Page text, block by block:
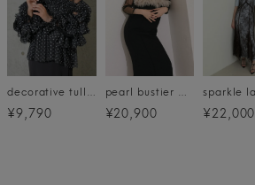
decorative tulle tops
¥9,790
pearl bustier dress
¥20,900 ¥22,000